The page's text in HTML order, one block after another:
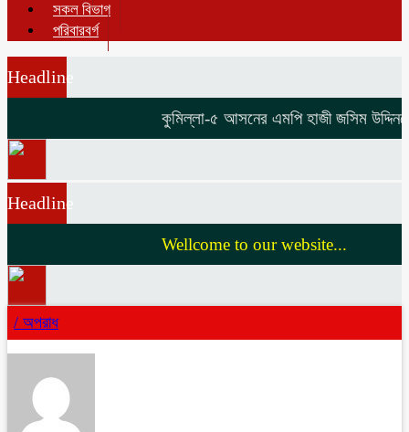
সকল বিভাগ
পরিবারবর্গ
Headline
কুমিল্লা-৫ আসনের এমপি হাজী জসিম উদ্দিনকে
Headline
Wellcome to our website...
/ অপরাধ